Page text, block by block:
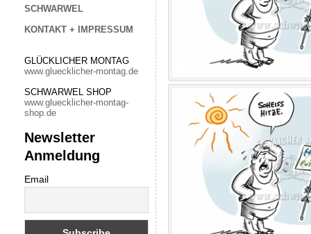
SCHWARWEL
KONTAKT + IMPRESSUM
GLÜCKLICHER MONTAG
www.gluecklicher-montag.de
SCHWARWEL SHOP
www.gluecklicher-montag-
shop.de
Newsletter
Anmeldung
Email